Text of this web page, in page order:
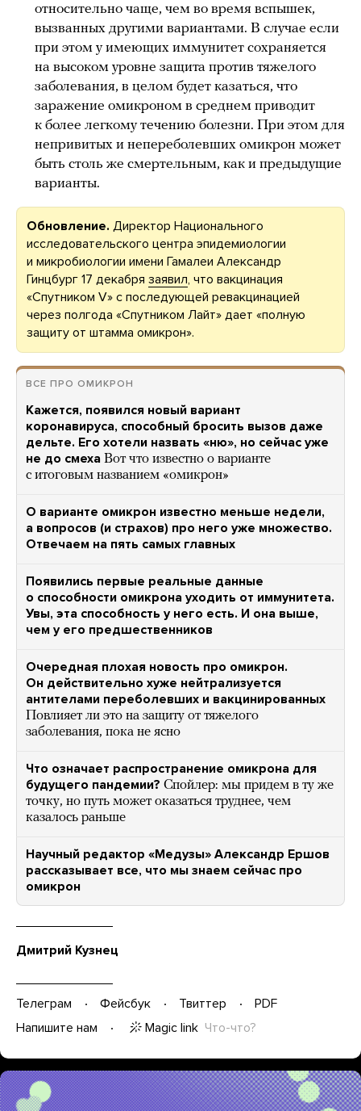
относительно чаще, чем во время вспышек,
вызванных другими вариантами. В случае если
при этом у имеющих иммунитет сохраняется
на высоком уровне защита против тяжелого
заболевания, в целом будет казаться, что
заражение омикроном в среднем приводит
к более легкому течению болезни. При этом для
непривитых и непереболевших омикрон может
быть столь же смертельным, как и предыдущие
варианты.
Обновление. Директор Национального
исследовательского центра эпидемиологии
и микробиологии имени Гамалеи Александр
Гинцбург 17 декабря заявил, что вакцинация
«Спутником V» с последующей ревакцинацией
через полгода «Спутником Лайт» дает «полную
защиту от штамма омикрон».
ВСЕ ПРО ОМИКРОН
Кажется, появился новый вариант
коронавируса, способный бросить вызов даже
дельте. Его хотели назвать «ню», но сейчас уже
не до смеха Вот что известно о варианте
с итоговым названием «омикрон»
О варианте омикрон известно меньше недели,
а вопросов (и страхов) про него уже множество.
Отвечаем на пять самых главных
Появились первые реальные данные
о способности омикрона уходить от иммунитета.
Увы, эта способность у него есть. И она выше,
чем у его предшественников
Очередная плохая новость про омикрон.
Он действительно хуже нейтрализуется
антителами переболевших и вакцинированных
Повлияет ли это на защиту от тяжелого
заболевания, пока не ясно
Что означает распространение омикрона для
будущего пандемии? Спойлер: мы придем в ту же
точку, но путь может оказаться труднее, чем
казалось раньше
Научный редактор «Медузы» Александр Ершов
рассказывает все, что мы знаем сейчас про
омикрон
Дмитрий Кузнец
Телеграм Фейсбук Твиттер
PDF
Напишите нам
Magic link Что-что?